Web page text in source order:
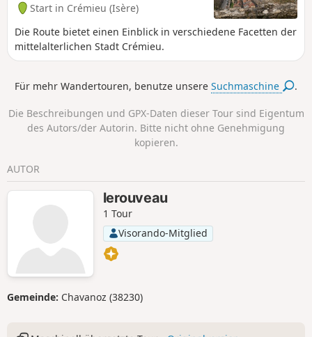
Start in Crémieu (Isère)
Die Route bietet einen Einblick in verschiedene Facetten der
mittelalterlichen Stadt Crémieu.
Für mehr Wandertouren, benutze unsereSuchmaschine .
Die Beschreibungen und GPX-Daten dieser Tour sind Eigentum
des Autors/der Autorin. Bitte nicht ohne Genehmigung
kopieren.
AUTOR
lerouveau
1 Tour
Visorando-Mitglied
Gemeinde: Chavanoz (38230)